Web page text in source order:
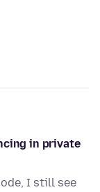
in private
I still see